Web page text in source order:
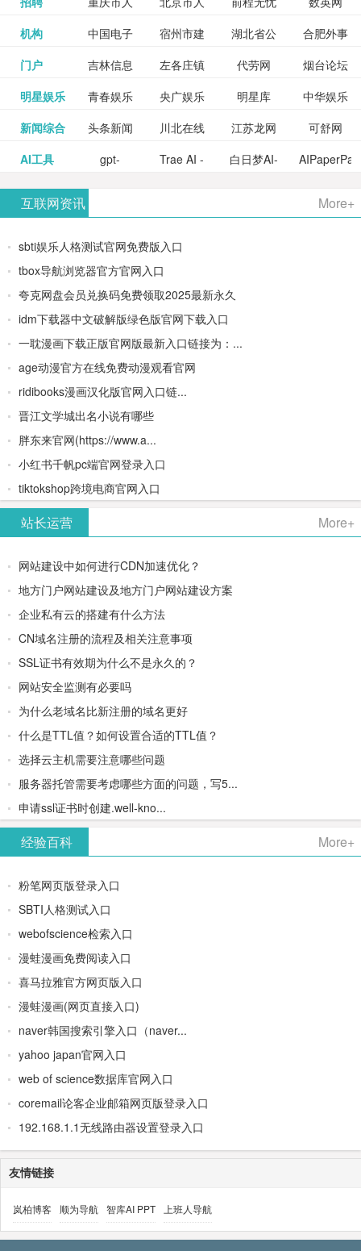
味，豆瓣
电影会推
荐好电影
给你。
网 景点门票
预订
点评-猫途
鹰
网
力资源和
社会保障
力资源和
社会保障
招聘网
聘才网
更多>>
机构 中国电子
检验检疫
业务网
宿州市建
委网
湖北省公
管局
合肥外事
办
湖北省粮
食局
更多>>
门户 吉林信息
网
左各庄镇
论坛
代劳网
烟台论坛
腾讯充值
中心
更多>>
明星娱乐 青春娱乐
网
央广娱乐
网,
明星库 中华娱乐
网
网易娱乐 更多>>
新闻综合 头条新闻 川北在线 江苏龙网
可舒网
巾帼网
更多>>
AI工具 gpt-
OpenAI最
新AI图像
生成器
Trae AI -
境/深度集
成
Doubao-
1.5-pro与
白日梦AI-
- AI论文写
高质量
PPT
互联网资讯 More+
sbti娱乐人格测试官网免费版入口
tbox导航浏览器官方官网入口
夸克网盘会员兑换码免费领取2025最新永久
idm下载器中文破解版绿色版官网下载入口
一耽漫画下载正版官网版最新入口链接为：...
age动漫官方在线免费动漫观看官网
ridibooks漫画汉化版官网入口链...
晋江文学城出名小说有哪些
胖东来官网(https://www.a...
小红书千帆pc端官网登录入口
tiktokshop跨境电商官网入口
站长运营 More+
网站建设中如何进行CDN加速优化？
地方门户网站建设及地方门户网站建设方案
企业私有云的搭建有什么方法
CN域名注册的流程及相关注意事项
SSL证书有效期为什么不是永久的？
网站安全监测有必要吗
为什么老域名比新注册的域名更好
什么是TTL值？如何设置合适的TTL值？
选择云主机需要注意哪些问题
服务器托管需要考虑哪些方面的问题，写5...
申请ssl证书时创建.well-kno...
经验百科 More+
粉笔网页版登录入口
SBTI人格测试入口
webofscience检索入口
漫蛙漫画免费阅读入口
喜马拉雅官方网页版入口
漫蛙漫画(网页直接入口)
naver韩国搜索引擎入口（naver...
yahoo japan官网入口
web of science数据库官网入口
coremail论客企业邮箱网页版登录入口
192.168.1.1无线路由器设置登录入口
友情链接
岚柏博客 顺为导航 智库AI PPT 上班人导航